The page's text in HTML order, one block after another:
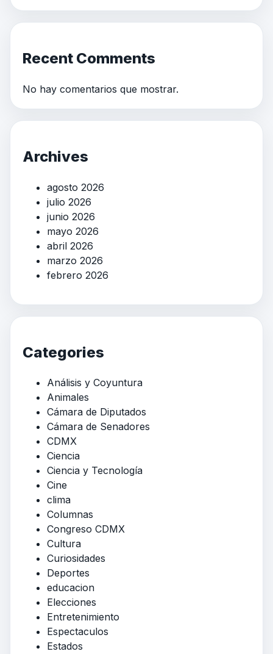
Recent Comments
No hay comentarios que mostrar.
Archives
agosto 2026
julio 2026
junio 2026
mayo 2026
abril 2026
marzo 2026
febrero 2026
Categories
Análisis y Coyuntura
Animales
Cámara de Diputados
Cámara de Senadores
CDMX
Ciencia
Ciencia y Tecnología
Cine
clima
Columnas
Congreso CDMX
Cultura
Curiosidades
Deportes
educacion
Elecciones
Entretenimiento
Espectaculos
Estados